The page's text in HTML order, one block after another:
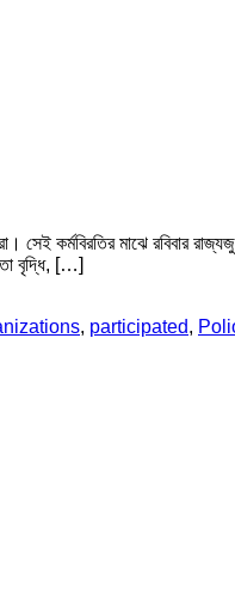
সেই কর্মবিরতির মাঝে রবিবার
বৃদ্ধি, […]
, participated,